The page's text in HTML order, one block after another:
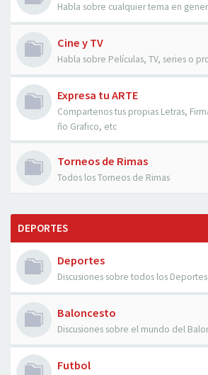
Habla sobre cualquier tema en
Cine y TV
Habla sobre Películas, TV, series o
Expresa tu ARTE
Compartenos tus propias Letras,
ño Grafico, etc
Torneos de Rimas
Todos los Torneos de Rimas
DEPORTES
Deportes
Discusiones sobre todos los
Baloncesto
Discusiones sobre el mundo del
Futbol